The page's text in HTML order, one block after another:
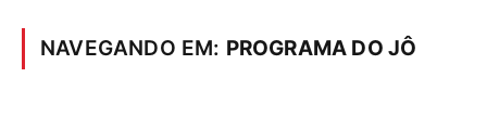
NAVEGANDO EM: PROGRAMA DO JÔ